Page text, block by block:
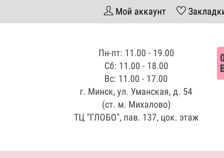
Мой аккаунт
Пн-пт: 11.00 - 19.00
Сб: 11.00 - 18.00
Вс: 11.00 - 17.00
г. Минск, ул. Уманская, д. 54
(ст. м. Михалово)
ТЦ "ГЛОБО", пав. 137, цок. этаж